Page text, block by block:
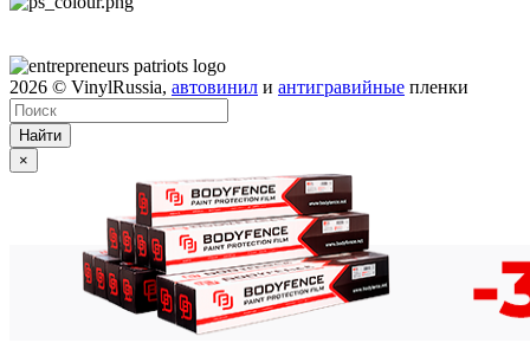
2026 © VinylRussia, автовинил и антигравийные пленки
Найти
×